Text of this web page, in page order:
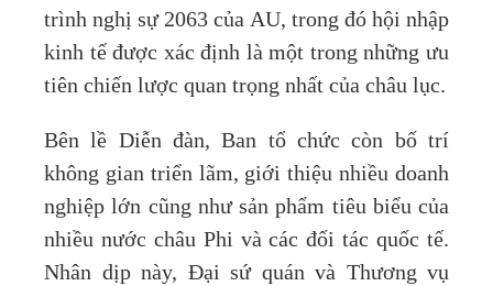
trình nghị sự 2063 của AU, trong đó hội nhập
kinh tế được xác định là một trong những ưu
tiên chiến lược quan trọng nhất của châu lục.
Bên lề Diễn đàn, Ban tổ chức còn bố trí
không gian triển lãm, giới thiệu nhiều doanh
nghiệp lớn cũng như sản phẩm tiêu biểu của
nhiều nước châu Phi và các đối tác quốc tế.
Nhân dịp này, Đại sứ quán và Thương vụ